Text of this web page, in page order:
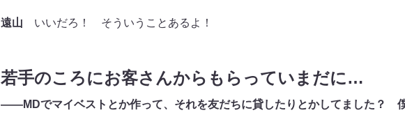
遠山 いいだろ！ そういうことあるよ！
若手のころにお客さんからもらっていまだに…
――MDでマイベストとか作って、それを友だちに貸したりとかしてました？ 僕